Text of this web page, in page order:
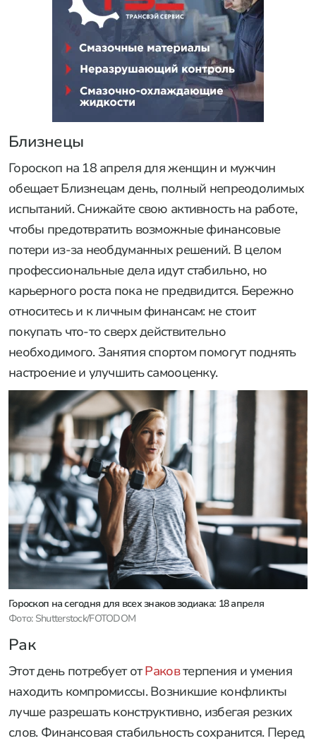
Близнецы
Гороскоп на 18 апреля для женщин и мужчин
обещает Близнецам день, полный непреодолимых
испытаний. Снижайте свою активность на работе,
чтобы предотвратить возможные финансовые
потери из-за необдуманных решений. В целом
профессиональные дела идут стабильно, но
карьерного роста пока не предвидится. Бережно
относитесь и к личным финансам: не стоит
покупать что-то сверх действительно
необходимого. Занятия спортом помогут поднять
настроение и улучшить самооценку.
Гороскоп на сегодня для всех знаков зодиака: 18 апреля
Фото: Shutterstock/FOTODOM
Рак
Этот день потребует отРаковтерпения и умения
находить компромиссы. Возникшие конфликты
лучше разрешать конструктивно, избегая резких
слов. Финансовая стабильность сохранится. Перед